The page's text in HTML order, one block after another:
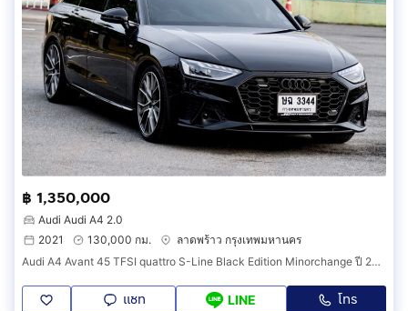
฿ 1,350,000
Audi Audi A4 2.0
2021
130,000 กม.
ลาดพร้าว กรุงเทพมหานคร
Audi A4 Avant 45 TFSI quattro S-Line Black Edition Minorchange ปี 2021 รถออกห้าง Audi Thailand Fulloption สภาพสมบูรณ์พร้อมใช้เลยนะครับ
แชท LINE โทร